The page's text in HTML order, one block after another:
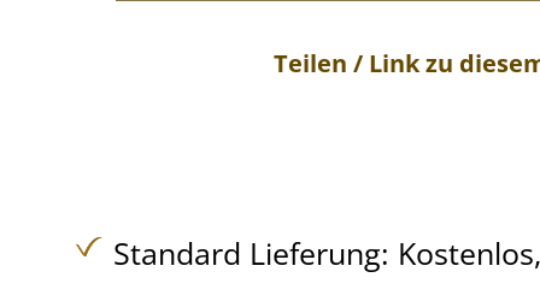
Teilen / Link zu
Standard Lieferung: